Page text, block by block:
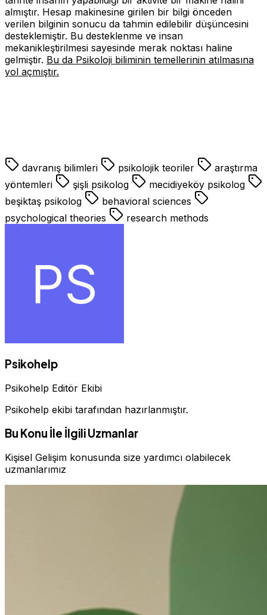
almıştır. Hesap makinesine girilen bir bilgi önceden
verilen bilginin sonucu da tahmin edilebilir düşüncesini
desteklemiştir. Bu desteklenme ve insan
mekanikleştirilmesi sayesinde merak noktası haline
gelmiştir. Bu da Psikoloji biliminin temellerinin atılmasına
yol açmıştır.
davranış bilimleri psikolojik teoriler
araştırma
yöntemleri
şişli psikolog
mecidiyeköy psikolog
beşiktaş psikolog
behavioral sciences
psychological theories
research methods
Psikohelp
Psikohelp Editör Ekibi
Psikohelp ekibi tarafından hazırlanmıştır.
Bu Konu İle İlgili Uzmanlar
Kişisel Gelişim konusunda size yardımcı olabilecek
uzmanlarımız